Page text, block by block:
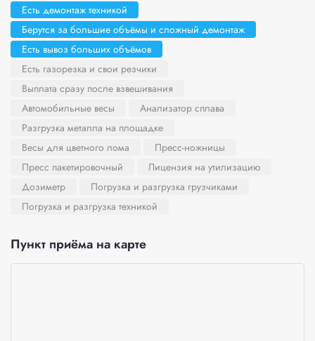
Есть демонтаж техникой
Берутся за большие объёмы и сложный демонтаж
Есть вывоз больших объёмов
Есть газорезка и свои резчики
Выплата сразу после взвешивания
Автомобильные весы
Анализатор сплава
Разгрузка металла на площадке
Весы для цветного лома
Пресс-ножницы
Пресс пакетировочный
Лицензия на утилизацию
Дозиметр
Погрузка и разгрузка грузчиками
Погрузка и разгрузка техникой
Пункт приёма на карте